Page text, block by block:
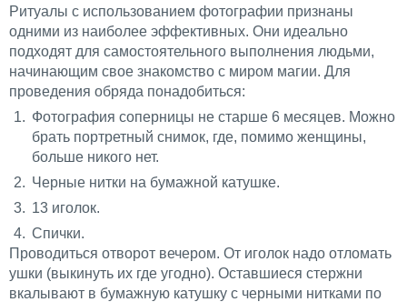
Ритуалы с использованием фотографии признаны
одними из наиболее эффективных. Они идеально
подходят для самостоятельного выполнения людьми,
начинающим свое знакомство с миром магии. Для
проведения обряда понадобиться:
Фотография соперницы не старше 6 месяцев. Можно
брать портретный снимок, где, помимо женщины,
больше никого нет.
Черные нитки на бумажной катушке.
13 иголок.
Спички.
Проводиться отворот вечером. От иголок надо отломать
ушки (выкинуть их где угодно). Оставшиеся стержни
вкалывают в бумажную катушку с черными нитками по